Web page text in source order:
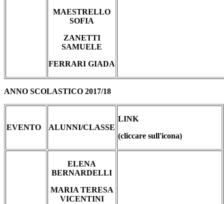
MAESTRELLO
SOFIA
ZANETTI
SAMUELE
FERRARI GIADA
ANNO SCOLASTICO 2017/18
EVENTO ALUNNI/CLASSE
LINK
(cliccare sull'icona)
ELENA
BERNARDELLI
MARIA TERESA
VICENTINI